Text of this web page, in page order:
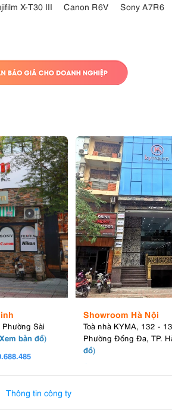
X-T30 III Canon R6V
Sony A7R6
Sài
Xem bản đồ)
Showroom Hà Nội
Toà nhà KYMA, 132 -
Phường Đống Đa, TP.
đồ)
Thông tin công ty